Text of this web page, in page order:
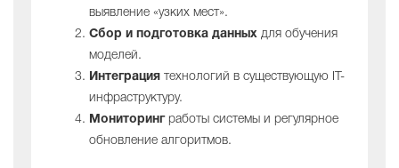
выявление «узких мест».
Сбор и подготовка данных для обучения
моделей.
Интеграция технологий в существующую IT-
инфраструктуру.
Мониторингработы системы и регулярное
обновление алгоритмов.